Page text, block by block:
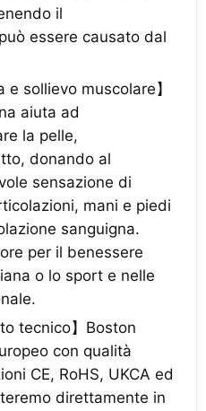
il
essere causato dal
e sollievo muscolare】
aiuta ad
la pelle,
donando al
sensazione di
mani e piedi
sanguigna.
per il benessere
o lo sport e nelle
tecnico】Boston
con qualità
CE, RoHS, UKCA ed
direttamente in